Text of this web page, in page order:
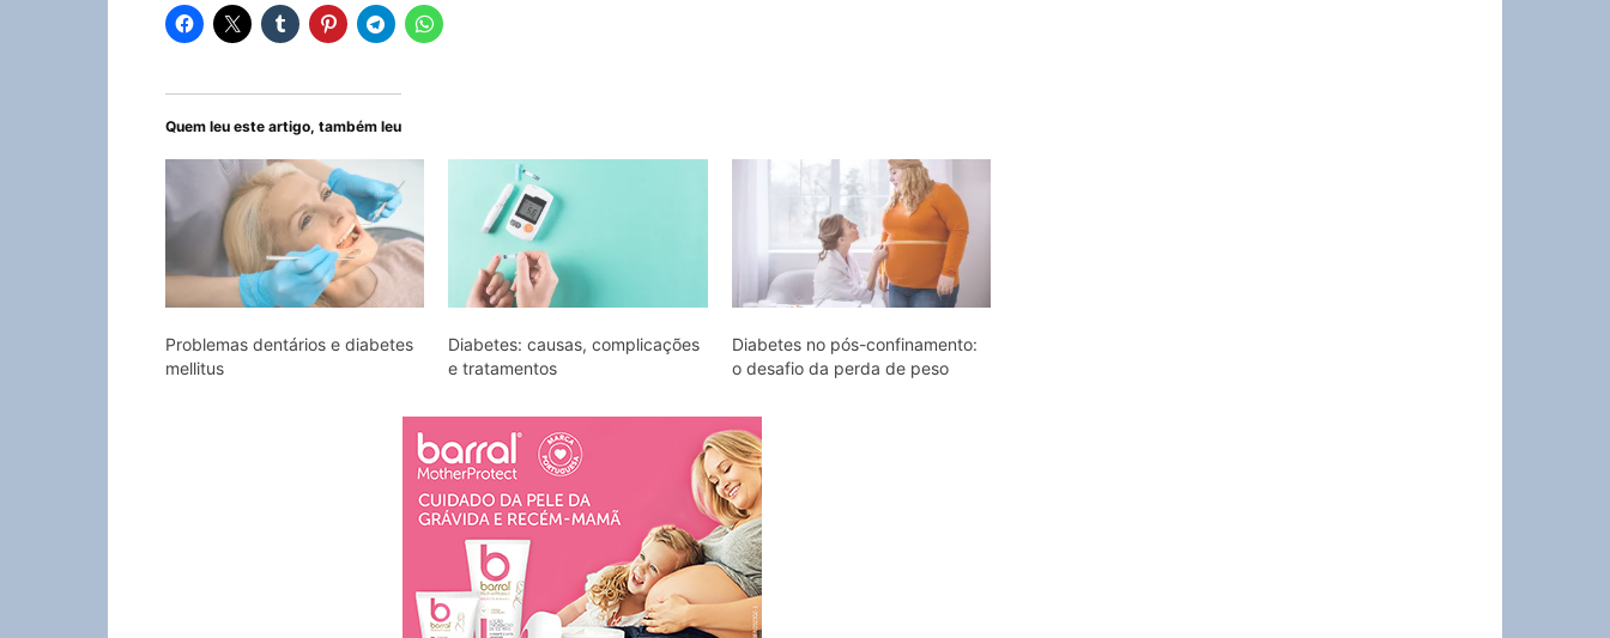
Quem leu este artigo, também leu
Problemas dentários e diabetes
mellitus
Diabetes: causas, complicações
e tratamentos
Diabetes no pós-confinamento:
o desafio da perda de peso